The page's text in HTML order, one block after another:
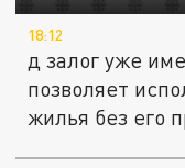
18:12
д залог уже
позволяет
жилья без его